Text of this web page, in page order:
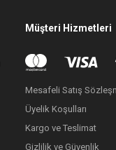
Müşteri Hizmetleri
Mesafeli Satış
Üyelik Koşulları
Kargo ve Teslimat
Gizlilik ve Güvenlik